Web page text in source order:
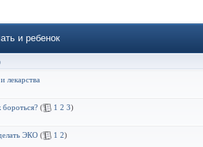
и ребенок
лекарства
( 1 2 3)
ЭКО ( 1 2)